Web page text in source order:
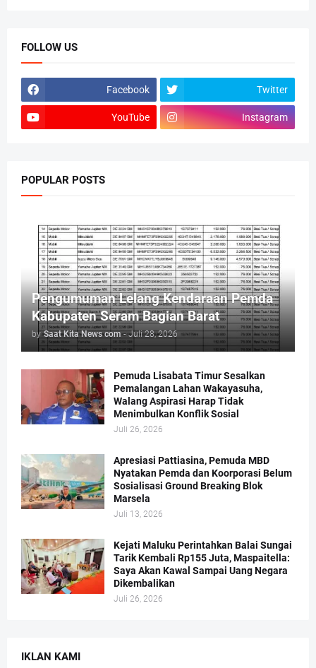
FOLLOW US
Facebook Twitter
YouTube Instagram
POPULAR POSTS
Pengumuman Lelang Kendaraan Pemda
Kabupaten Seram Bagian Barat
by Saat Kita News com - Juli 28, 2026
Pemuda Lisabata Timur Sesalkan
Pemalangan Lahan Wakayasuha,
Walang Aspirasi Harap Tidak
Menimbulkan Konflik Sosial
Juli 26, 2026
Apresiasi Pattiasina, Pemuda MBD
Nyatakan Pemda dan Koorporasi Belum
Sosialisasi Ground Breaking Blok
Marsela
Juli 13, 2026
Kejati Maluku Perintahkan Balai Sungai
Tarik Kembali Rp155 Juta, Maspaitella:
Saya Akan Kawal Sampai Uang Negara
Dikembalikan
Juli 26, 2026
IKLAN KAMI